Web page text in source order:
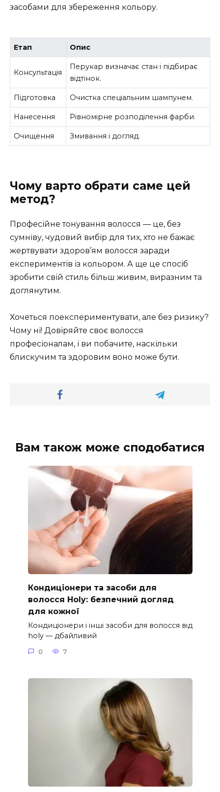
засобами для збереження кольору.
Етап Опис
Консультація
Перукар визначає стан і підбирає
відтінок.
Підготовка Очистка спеціальним шампунем.
Нанесення Рівномірне розподілення фарби.
Очищення Змивання і догляд.
Чому варто обрати саме цей
метод?
Професійне тонування волосся — це, без
сумніву, чудовий вибір для тих, хто не бажає
жертвувати здоров’ям волосся заради
експериментів із кольором. А ще це спосіб
зробити свій стиль більш живим, виразним та
доглянутим.
Хочеться поекспериментувати, але без ризику?
Чому ні! Довіряйте своє волосся
професіоналам, і ви побачите, наскільки
блискучим та здоровим воно може бути.
Вам також може сподобатися
Кондиціонери та засоби для
волосся Holy: безпечний догляд
для кожної
Кондиціонери і інші засоби для волосся від
holy — дбайливий
0 7